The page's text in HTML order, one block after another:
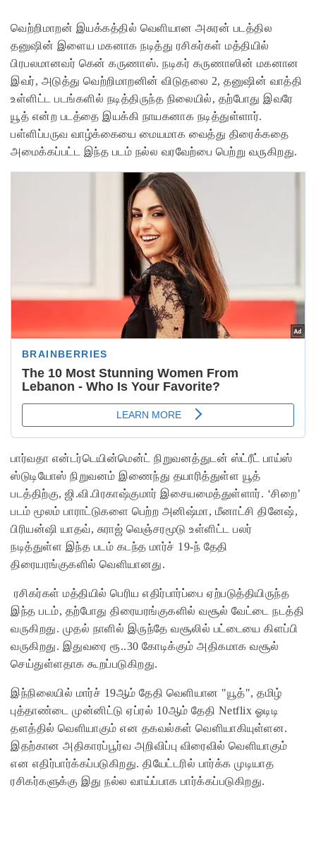
வெற்றிமாறன் இயக்கத்தில் வெளியான அசுரன் படத்தில
தனுஷின் இளைய மகனாக நடித்து ரசிகர்கள் மத்தியில்
பிரபலமானவர் கென் கருணாஸ். நடிகர் கருணாஸின் மகனான
இவர், அடுத்து வெற்றிமாறனின் விடுதலை 2, தனுஷின் வாத்தி
உள்ளிட்ட படங்களில் நடித்திருந்த நிலையில், தற்போது இவரே
யூத் என்ற படத்தை இயக்கி நாயகனாக நடித்துள்ளார்.
பள்ளிப்பருவ வாழ்க்கையை மையமாக வைத்து திரைக்கதை
அமைக்கப்பட்ட இந்த படம் நல்ல வரவேற்பை பெற்று வருகிறது.
பார்வதா என்டர்டெயின்மென்ட் நிறுவனத்துடன் ஸ்ட்ரீட் பாய்ஸ்
ஸ்டுடியோஸ் நிறுவனம் இணைந்து தயாரித்துள்ள யூத்
படத்திற்கு, ஜி.வி.பிரகாஷ்குமார் இசையமைத்துள்ளார். ‘சிறை’
படம் மூலம் பாராட்டுகளை பெற்ற அனிஷ்மா, மீனாட்சி தினேஷ்,
பிரியன்ஷி யாதவ், சுராஜ் வெஞ்சரமூடு உள்ளிட்ட பலர்
நடித்துள்ள இந்த படம் கடந்த மார்ச் 19-ந் தேதி
திரையரங்குகளில் வெளியானது.
ரசிகர்கள் மத்தியில் பெரிய எதிர்பார்ப்பை ஏற்படுத்தியிருந்த
இந்த படம், தற்போது திரையரங்குகளில் வசூல் வேட்டை நடத்தி
வருகிறது. முதல் நாளில் இருந்தே வசூலில் பட்டையை கிளப்பி
வருகிறது. இதுவரை ரூ..30 கோடிக்கும் அதிகமாக வசூல்
செய்துள்ளதாக கூறப்படுகிறது.
இந்நிலையில் மார்ச் 19ஆம் தேதி வெளியான "யூத்", தமிழ்
புத்தாண்டை முன்னிட்டு ஏப்ரல் 10ஆம் தேதி Netflix ஓடிடி
தளத்தில் வெளியாகும் என தகவல்கள் வெளியாகியுள்ளன.
இதற்கான அதிகாரப்பூர்வ அறிவிப்பு விரைவில் வெளியாகும்
என எதிர்பார்க்கப்படுகிறது. தியேட்டரில் பார்க்க முடியாத
ரசிகர்களுக்கு இது நல்ல வாய்ப்பாக பார்க்கப்படுகிறது.